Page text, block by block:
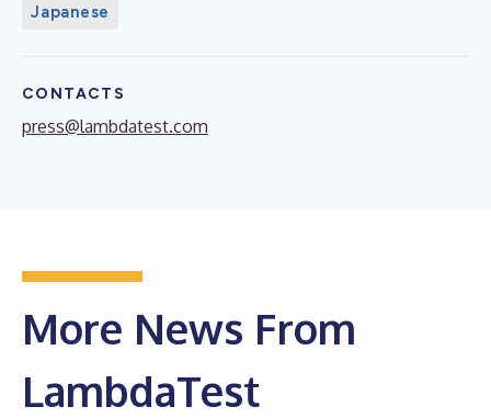
Japanese
CONTACTS
press@lambdatest.com
More News From
LambdaTest